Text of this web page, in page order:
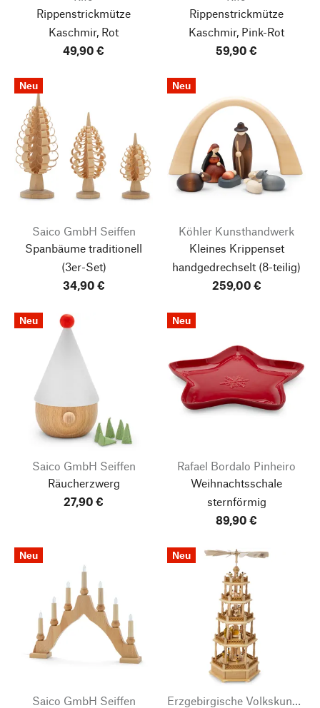
Rippenstrickmütze
Kaschmir, Rot
49,90 €
Rippenstrickmütze
Kaschmir, Pink-Rot
59,90 €
Neu
Saico GmbH Seiffen
Spanbäume traditionell
(3er-Set)
34,90 €
Neu
Köhler Kunsthandwerk
Kleines Krippenset
handgedrechselt (8-teilig)
259,00 €
Neu
Saico GmbH Seiffen
Räucherzwerg
27,90 €
Neu
Rafael Bordalo Pinheiro
Weihnachtsschale
sternförmig
89,90 €
Neu
Saico GmbH Seiffen
Neu
Erzgebirgische Volkskunst Richard Glässer